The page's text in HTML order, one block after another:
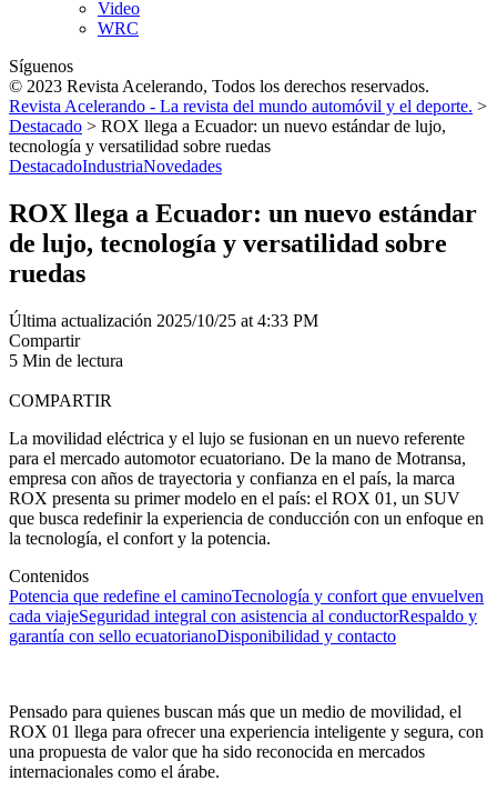
Video
WRC
Síguenos
© 2023 Revista Acelerando, Todos los derechos reservados.
Revista Acelerando - La revista del mundo automóvil y el deporte. >
Destacado > ROX llega a Ecuador: un nuevo estándar de lujo,
tecnología y versatilidad sobre ruedas
DestacadoIndustriaNovedades
ROX llega a Ecuador: un nuevo estándar
de lujo, tecnología y versatilidad sobre
ruedas
Última actualización 2025/10/25 at 4:33 PM
Compartir
5 Min de lectura
COMPARTIR
La movilidad eléctrica y el lujo se fusionan en un nuevo referente
para el mercado automotor ecuatoriano. De la mano de Motransa,
empresa con años de trayectoria y confianza en el país, la marca
ROX presenta su primer modelo en el país: el ROX 01, un SUV
que busca redefinir la experiencia de conducción con un enfoque en
la tecnología, el confort y la potencia.
Contenidos
Potencia que redefine el caminoTecnología y confort que envuelven
cada viajeSeguridad integral con asistencia al conductorRespaldo y
garantía con sello ecuatorianoDisponibilidad y contacto
Pensado para quienes buscan más que un medio de movilidad, el
ROX 01 llega para ofrecer una experiencia inteligente y segura, con
una propuesta de valor que ha sido reconocida en mercados
internacionales como el árabe.